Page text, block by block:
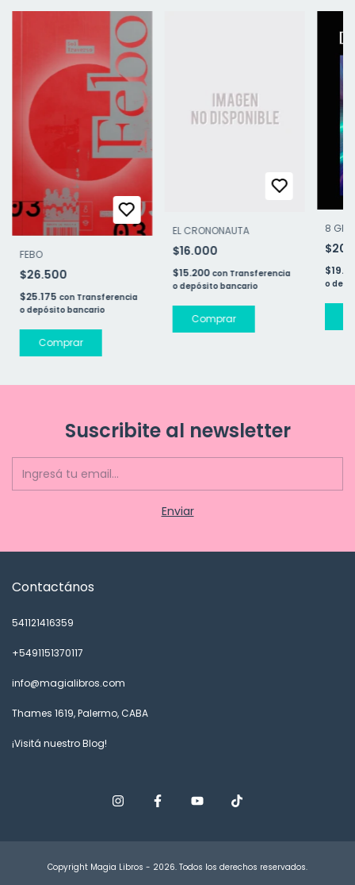
FEBO
$26.500
$25.175 con Transferencia
o depósito bancario
EL CRONONAUTA
$16.000
$15.200 con Transferencia
o depósito bancario
8
o
Suscribite al newsletter
Contactános
541121416359
+5491151370117
info@magialibros.com
Thames 1619, Palermo, CABA
¡Visitá nuestro Blog!
Copyright Magia Libros - 2026. Todos los derechos reservados.